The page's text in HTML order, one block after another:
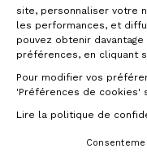
site, personnaliser votre
les performances, et
pouvez obtenir
préférences, en cliquant
Pour modifier vos
'Préférences de cookies'
Lire la politique de
entendrez